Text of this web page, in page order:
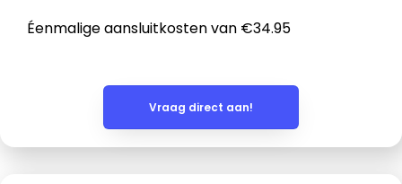
Éenmalige aansluitkosten van €34.95
Vraag direct aan!